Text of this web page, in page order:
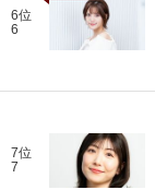
6位
6
7位
7